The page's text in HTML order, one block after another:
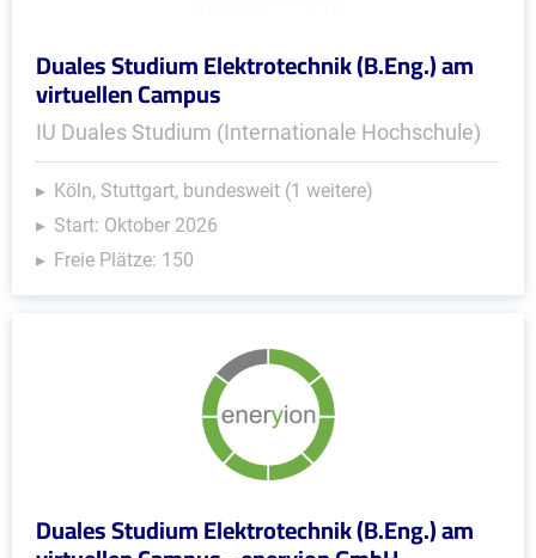
Duales Studium Elektrotechnik (B.Eng.) am
virtuellen Campus
IU Duales Studium (Internationale Hochschule)
Köln, Stuttgart, bundesweit (1 weitere)
Start: Oktober 2026
Freie Plätze: 150
Duales Studium Elektrotechnik (B.Eng.) am